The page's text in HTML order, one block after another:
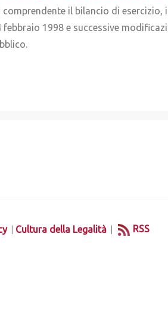
comprendente il bilancio di
1998 e successive
| Cultura della Legalità | RSS